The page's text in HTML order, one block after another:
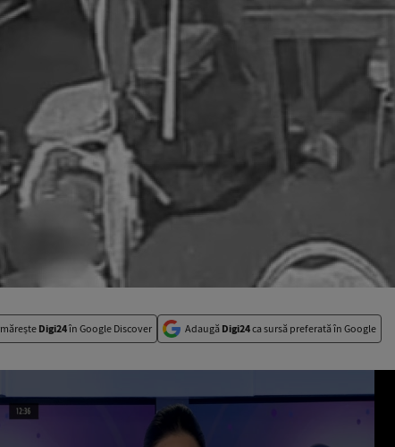
Digi24în Google Discover Adaugă Digi24ca sursă preferată în Google